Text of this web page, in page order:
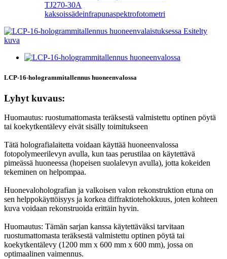
TJ270-30A
kaksoissädeinfrapunaspektrofotometri
LCP-16-hologrammitallennus huoneenvalossa
Lyhyt kuvaus:
Huomautus: ruostumattomasta teräksestä valmistettu optinen pöytä
tai koekytkentälevy eivät sisälly toimitukseen
Tätä holografialaitetta voidaan käyttää huoneenvalossa
fotopolymeerilevyn avulla, kun taas perustilaa on käytettävä
pimeässä huoneessa (hopeisen suolalevyn avulla), jotta kokeiden
tekeminen on helpompaa.
Huonevaloholografian ja valkoisen valon rekonstruktion etuna on
sen helppokäyttöisyys ja korkea diffraktiotehokkuus, joten kohteen
kuva voidaan rekonstruoida erittäin hyvin.
Huomautus: Tämän sarjan kanssa käytettäväksi tarvitaan
ruostumattomasta teräksestä valmistettu optinen pöytä tai
koekytkentälevy (1200 mm x 600 mm x 600 mm), jossa on
optimaalinen vaimennus.